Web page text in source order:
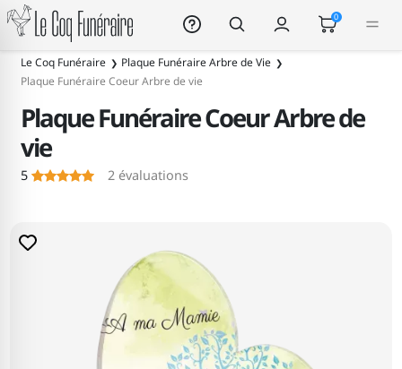
Le Coq Funéraire 0
Le Coq Funéraire
Plaque Funéraire Arbre de Vie
Plaque Funéraire Coeur Arbre de vie
Plaque Funéraire Coeur Arbre de
vie
5 2 évaluations